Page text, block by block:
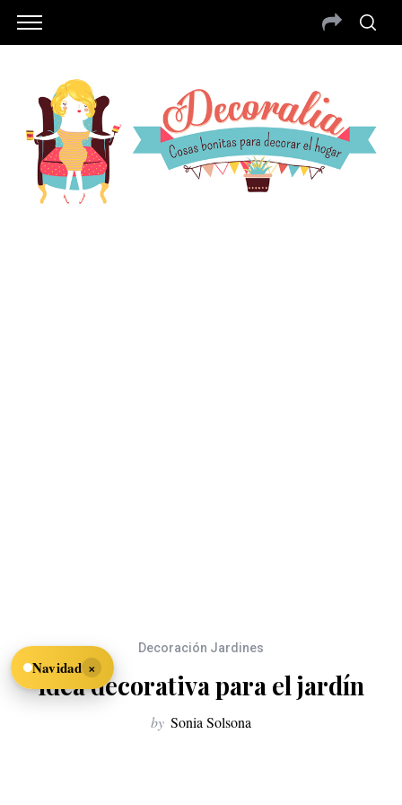
Decoración Jardines
Idea decorativa para el jardín
by Sonia Solsona
Navidad ×